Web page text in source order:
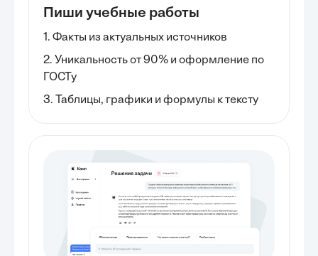
Пиши учебные работы
1. Факты из актуальных источников
2. Уникальность от 90% и оформление по
ГОСТу
3. Таблицы, графики и формулы к тексту